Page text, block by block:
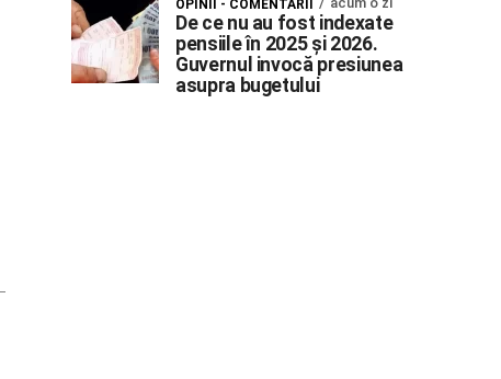
OPINII - COMENTARII
De ce nu au fost indexate
pensiile în 2025 și 2026.
Guvernul invocă presiunea
asupra bugetului